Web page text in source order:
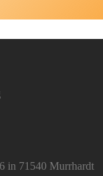
in 71540 Murrhardt